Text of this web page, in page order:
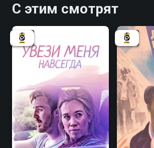
С этим смотрят